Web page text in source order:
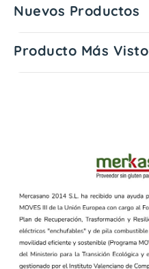
Nuevos Productos
Producto Más Visto